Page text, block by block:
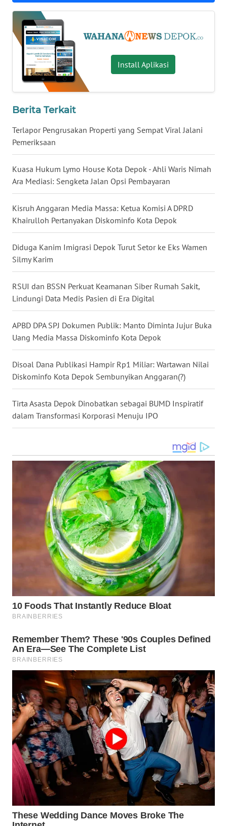
Install Aplikasi
Berita Terkait
Terlapor Pengrusakan Properti yang Sempat Viral Jalani
Pemeriksaan
Kuasa Hukum Lymo House Kota Depok - Ahli Waris Nimah
Ara Mediasi: Sengketa Jalan Opsi Pembayaran
Kisruh Anggaran Media Massa: Ketua Komisi A DPRD
Khairulloh Pertanyakan Diskominfo Kota Depok
Diduga Kanim Imigrasi Depok Turut Setor ke Eks Wamen
Silmy Karim
RSUI dan BSSN Perkuat Keamanan Siber Rumah Sakit,
Lindungi Data Medis Pasien di Era Digital
APBD DPA SPJ Dokumen Publik: Manto Diminta Jujur Buka
Uang Media Massa Diskominfo Kota Depok
Disoal Dana Publikasi Hampir Rp1 Miliar: Wartawan Nilai
Diskominfo Kota Depok Sembunyikan Anggaran(?)
Tirta Asasta Depok Dinobatkan sebagai BUMD Inspiratif
dalam Transformasi Korporasi Menuju IPO
WN
KALSEL
WN
KALTIM
WN
WN
GORONTALO
WN
SULUT
WN
MALUKU
WN
WN
WN
DANAU
WN
NIAS
WN
LANGKAT
WN
WN
TANJUNG
LESUNG
WN
SIMALUNGUN
LABUHANBATU
TAPANULI
TENGAH
WN DELI
SERDANG
WN
TEBING
TINGGI
WN
PAKPAK